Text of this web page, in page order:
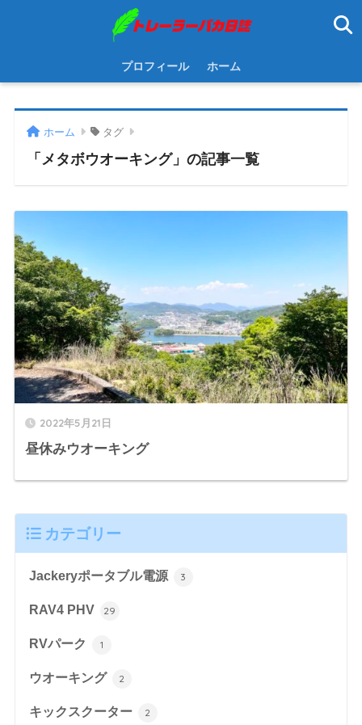
プロフィール ホーム
ホーム タグ
「メタボウオーキング」の記事一覧
2022年5月21日
昼休みウオーキング
カテゴリー
Jackeryポータブル電源 3
RAV4 PHV 29
RVパーク 1
ウオーキング 2
キックスクーター 2